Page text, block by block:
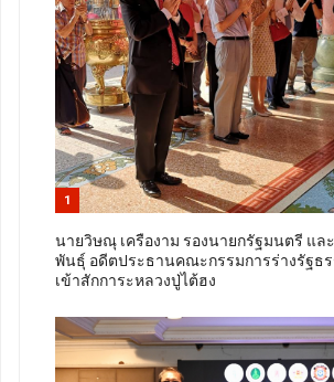
1
นายวิษณุ เครืองาม รองนายกรัฐมนตรี แล
พันธุ์ อดีตประธานคณะกรรมการร่างรัฐธ
เข้าสักการะหลวงปู่ไต้ฮง